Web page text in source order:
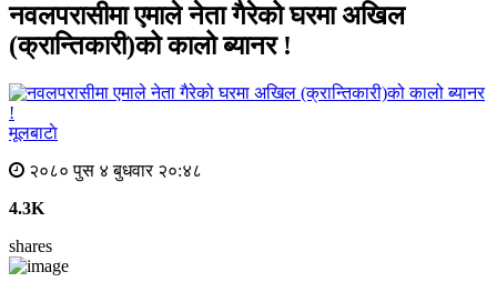
नवलपरासीमा एमाले नेता गैरेको घरमा अखिल
(क्रान्तिकारी)को कालो ब्यानर !
मूलबाटाे
२०८० पुस ४ बुधवार २०:४८
4.3K
shares